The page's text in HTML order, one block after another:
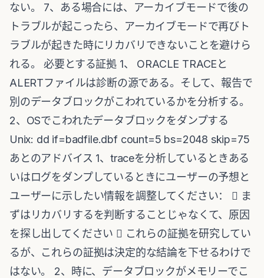
ない。 7、ある場合には、アーカイブモードで後の
トラブルが起こったら、アーカイブモードで再びト
ラブルが起きた時にリカバリできないことを避けら
れる。 必要とする証拠 1、 ORACLE TRACEと
ALERTファイルは診断の源である。そして、報告で
別のデータブロックがこわれているかを分析する。
2、OSでこわれたデータブロックをダンプする
Unix: dd if=badfile.dbf count=5 bs=2048 skip=75
あとのアドバイス 1、traceを分析しているときある
いはログをダンプしているときにユーザーの予想と
ユーザーに示したい情報を調整してください：  ま
ずはリカバリするを判断することじゃなくて、原因
を探し出してください  これらの証拠を研究してい
るが、これらの証拠は決定的な結論を下せるわけで
はない。 2、時に、データブロックがメモリーでこ